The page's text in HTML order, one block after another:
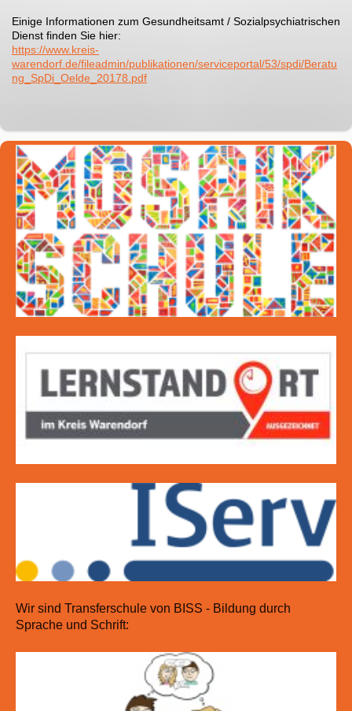
Einige Informationen zum Gesundheitsamt / Sozialpsychiatrischen
Dienst finden Sie hier:
https://www.kreis-
warendorf.de/fileadmin/publikationen/serviceportal/53/spdi/Beratu
ng_SpDi_Oelde_20178.pdf
Wir sind Transferschule von BISS - Bildung durch
Sprache und Schrift: